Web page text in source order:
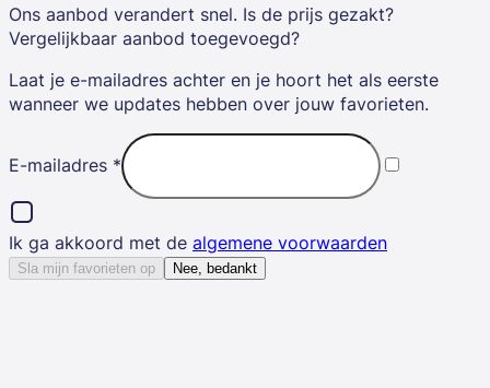
Ons aanbod verandert snel. Is de prijs gezakt?
Vergelijkbaar aanbod toegevoegd?
Laat je e-mailadres achter en je hoort het als eerste
wanneer we updates hebben over jouw favorieten.
E-mailadres *
Ik ga akkoord met de algemene voorwaarden
Sla mijn favorieten op Nee, bedankt